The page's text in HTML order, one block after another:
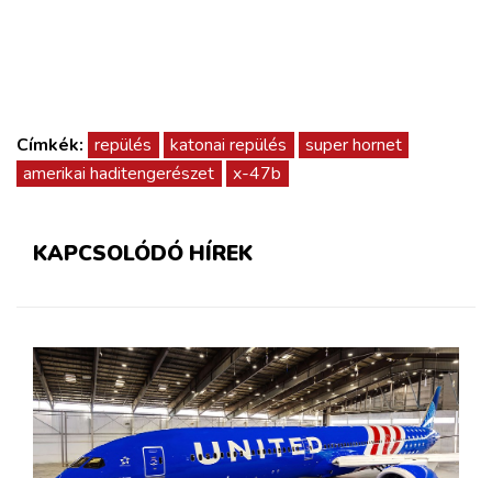
Címkék: repülés katonai repülés
super hornet
amerikai haditengerészet
x-47b
KAPCSOLÓDÓ HÍREK